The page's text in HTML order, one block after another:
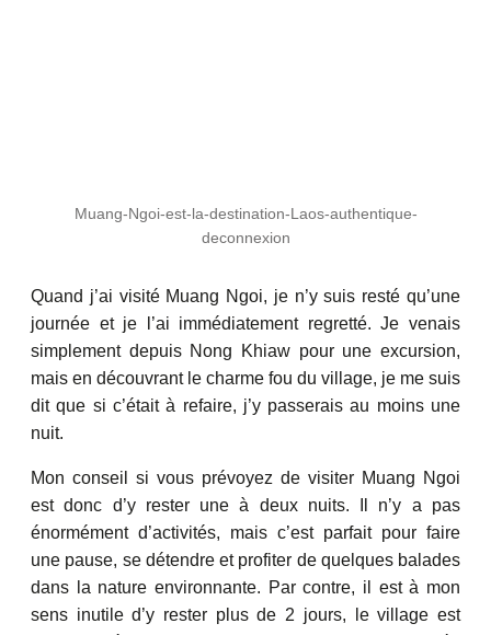
Muang-Ngoi-est-la-destination-Laos-authentique-
deconnexion
Quand j’ai visité Muang Ngoi, je n’y suis resté qu’une
journée et je l’ai immédiatement regretté. Je venais
simplement depuis Nong Khiaw pour une excursion,
mais en découvrant le charme fou du village, je me suis
dit que si c’était à refaire, j’y passerais au moins une
nuit.
Mon conseil si vous prévoyez de visiter Muang Ngoi
est donc d’y rester une à deux nuits. Il n’y a pas
énormément d’activités, mais c’est parfait pour faire
une pause, se détendre et profiter de quelques balades
dans la nature environnante. Par contre, il est à mon
sens inutile d’y rester plus de 2 jours, le village est